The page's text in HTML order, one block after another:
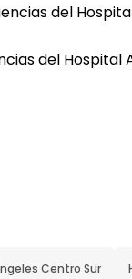
del
del Hospital
Centro Sur